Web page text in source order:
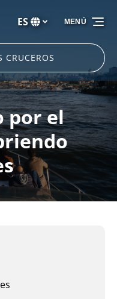
Selecciona
tu
idioma
ES
CRUCEROS
MENÚ
por el